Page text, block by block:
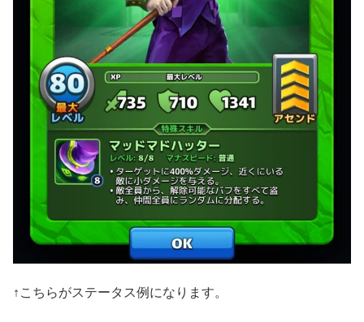
↑こちらがステータス例になります。